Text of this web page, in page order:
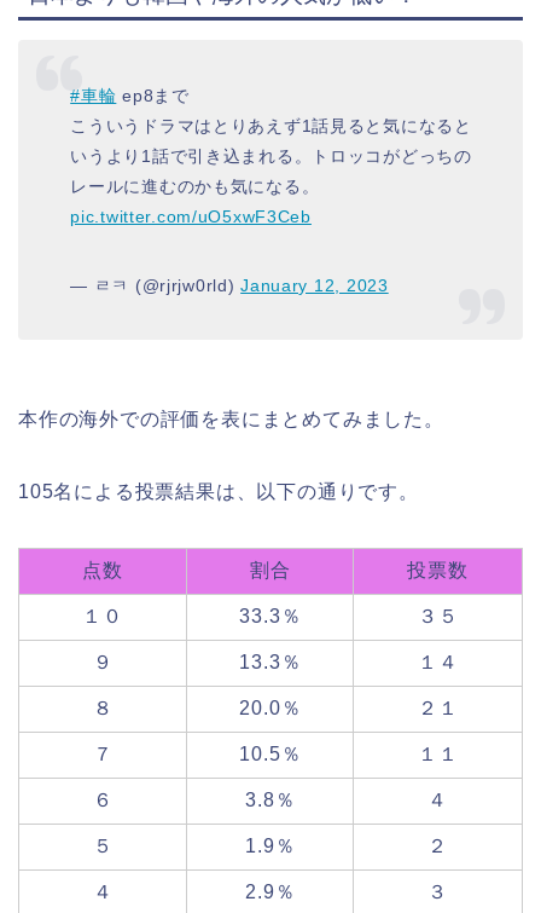
#車輪 ep8まで
こういうドラマはとりあえず1話見ると気になると
いうより1話で引き込まれる。トロッコがどっちの
レールに進むのかも気になる。
pic.twitter.com/uO5xwF3Ceb
— ㄹㅋ (@rjrjw0rld)January 12, 2023
本作の海外での評価を表にまとめてみました。
105名による投票結果は、以下の通りです。
点数 割合 投票数
１０ 33.3％ ３５
９ 13.3％ １４
８ 20.0％ ２１
７ 10.5％ １１
６ 3.8％ ４
５ 1.9％ ２
４ 2.9％ ３